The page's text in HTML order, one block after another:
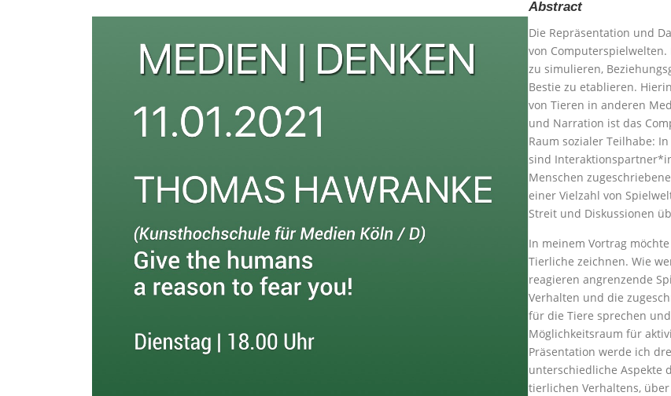
Abstract
Die Repräsentation und
von
zu simulieren,
Bestie zu etablieren.
von Tieren in anderen
und Narration ist das
Raum sozialer Teilhabe:
sind
Menschen
einer Vielzahl von
Streit und Diskussionen
In meinem Vortrag
Tierliche zeichnen. Wie
reagieren angrenzende
Verhalten und die
für die Tiere sprechen
Möglichkeitsraum für
Präsentation werde ich
unterschiedliche Aspekte
tierlichen Verhaltens,